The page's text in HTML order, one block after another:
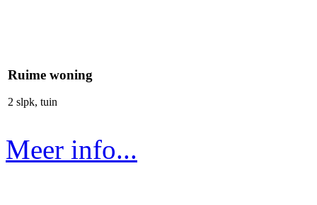
Ruime woning
2 slpk, tuin
Meer info...